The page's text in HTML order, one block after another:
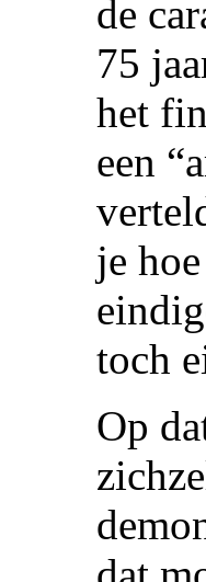
de
75
het
een
je
toch
Op